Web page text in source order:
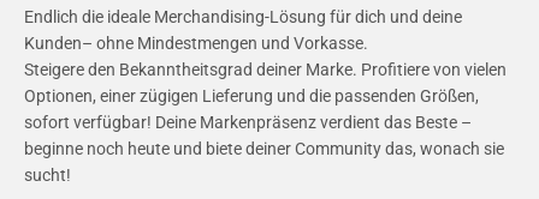
Endlich die ideale Merchandising-Lösung für dich und deine
Kunden– ohne Mindestmengen und Vorkasse.
Steigere den Bekanntheitsgrad deiner Marke. Profitiere von vielen
Optionen, einer zügigen Lieferung und die passenden Größen,
sofort verfügbar! Deine Markenpräsenz verdient das Beste –
beginne noch heute und biete deiner Community das, wonach sie
sucht!